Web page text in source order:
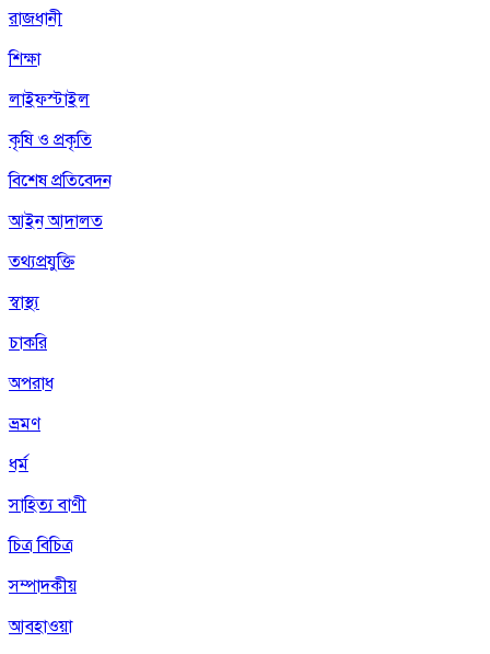
রাজধানী
শিক্ষা
লাইফস্টাইল
কৃষি ও প্রকৃতি
বিশেষ প্রতিবেদন
আইন আদালত
তথ্যপ্রযুক্তি
স্বাস্থ্য
চাকরি
অপরাধ
ভ্রমণ
ধর্ম
সাহিত্য বাণী
চিত্র বিচিত্র
সম্পাদকীয়
আবহাওয়া